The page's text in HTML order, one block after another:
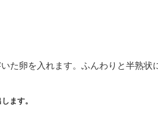
た卵を入れます。ふんわりと半熟状
ます。